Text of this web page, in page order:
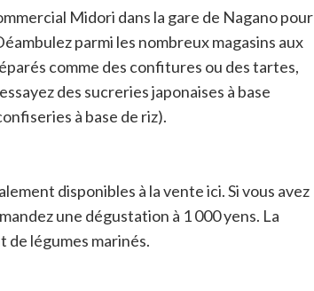
Midori dans la gare de Nagano pour
parmi les nombreux magasins aux
comme des confitures ou des tartes,
des sucreries japonaises à base
à base de riz).
disponibles à la vente ici. Si vous avez
une dégustation à 1 000 yens. La
légumes marinés.